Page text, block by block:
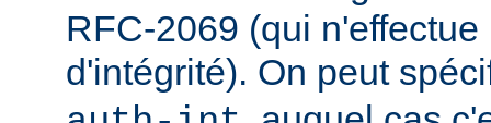
RFC-2069 (qui
d'intégrité). On peut